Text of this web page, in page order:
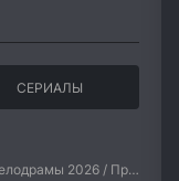
СЕРИАЛЫ
Боевики 2026 / Мелодрамы 2026 / Приключения 2026 / Ужасы 2026 / Фантастические 2026 / Зарубежные фильмы 2026 / Американские фильмы / Фильмы 2026